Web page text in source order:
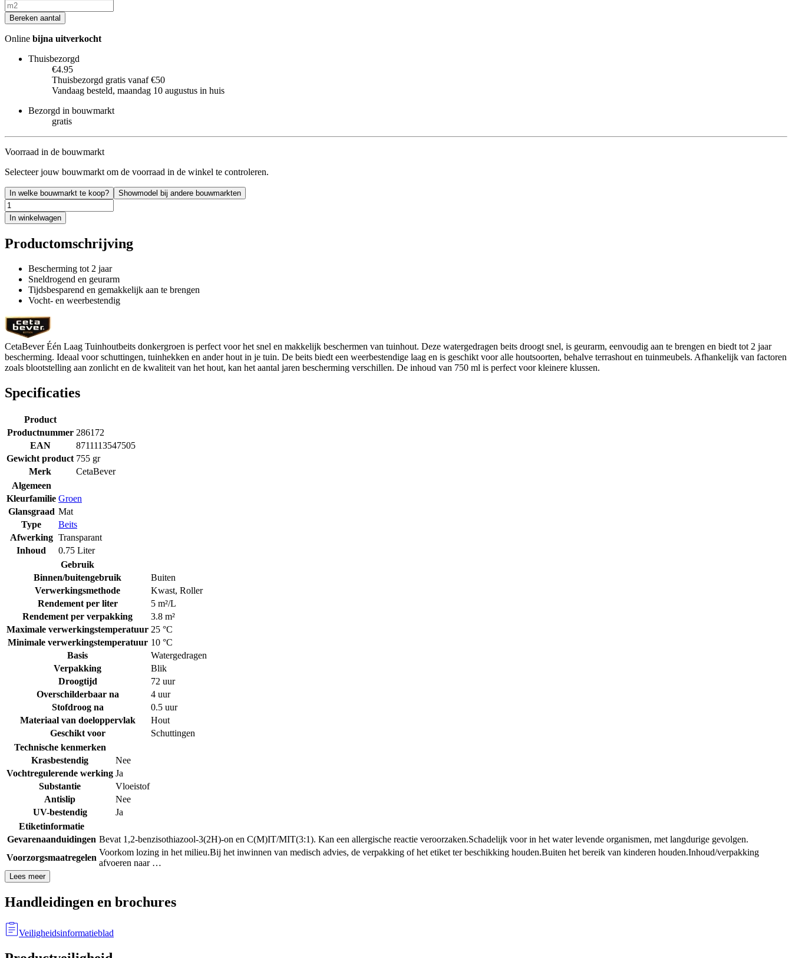
Bereken aantal
Online bijna uitverkocht
Thuisbezorgd
€4.95
Thuisbezorgd gratis vanaf €50
Vandaag besteld, maandag 10 augustus in huis
Bezorgd in bouwmarkt
gratis
Voorraad in de bouwmarkt
Selecteer jouw bouwmarkt om de voorraad in de winkel te controleren.
In welke bouwmarkt te koop? Showmodel bij andere bouwmarkten
In winkelwagen
Productomschrijving
Bescherming tot 2 jaar
Sneldrogend en geurarm
Tijdsbesparend en gemakkelijk aan te brengen
Vocht- en weerbestendig
CetaBever Één Laag Tuinhoutbeits donkergroen is perfect voor het snel en makkelijk beschermen van tuinhout. Deze watergedragen beits droogt snel, is geurarm, eenvoudig aan te brengen en biedt tot 2 jaar
bescherming. Ideaal voor schuttingen, tuinhekken en ander hout in je tuin. De beits biedt een weerbestendige laag en is geschikt voor alle houtsoorten, behalve terrashout en tuinmeubels. Afhankelijk van factoren
zoals blootstelling aan zonlicht en de kwaliteit van het hout, kan het aantal jaren bescherming verschillen. De inhoud van 750 ml is perfect voor kleinere klussen.
Specificaties
Product
Productnummer 286172
EAN
8711113547505
Gewicht product 755 gr
Merk
CetaBever
Algemeen
Kleurfamilie Groen
Glansgraad Mat
Type
Beits
Afwerking Transparant
Inhoud
0.75 Liter
Gebruik
Binnen/buitengebruik
Buiten
Verwerkingsmethode
Kwast, Roller
Rendement per liter
5 m²/L
Rendement per verpakking
3.8 m²
Maximale verwerkingstemperatuur 25 °C
Minimale verwerkingstemperatuur 10 °C
Basis
Watergedragen
Verpakking
Blik
Droogtijd
72 uur
Overschilderbaar na
4 uur
Stofdroog na
0.5 uur
Materiaal van doeloppervlak
Hout
Geschikt voor
Schuttingen
Technische kenmerken
Krasbestendig
Nee
Vochtregulerende werking Ja
Substantie
Vloeistof
Antislip
Nee
UV-bestendig
Ja
Etiketinformatie
Gevarenaanduidingen Bevat 1,2-benzisothiazool-3(2H)-on en C(M)IT/MIT(3:1). Kan een allergische reactie veroorzaken.Schadelijk voor in het water levende organismen, met langdurige gevolgen.
Voorzorgsmaatregelen
Voorkom lozing in het milieu.Bij het inwinnen van medisch advies, de verpakking of het etiket ter beschikking houden.Buiten het bereik van kinderen houden.Inhoud/verpakking
afvoeren naar …
Lees meer
Handleidingen en brochures
Veiligheidsinformatieblad